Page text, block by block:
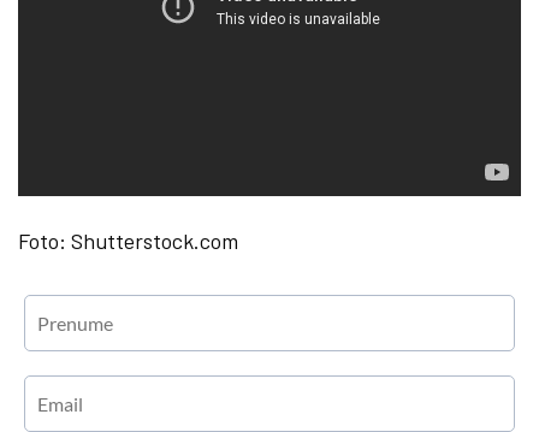
Foto: Shutterstock.com